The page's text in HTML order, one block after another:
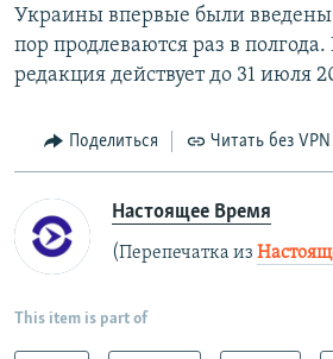
Украины впервые были введены
пор продлеваются раз в
редакция действует до 31 июля
Поделиться Читать без VPN
Настоящее Время
(Перепечатка из
This item is part of